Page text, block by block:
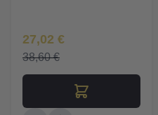
Īpaša Cena
27,02 €
38,60 €